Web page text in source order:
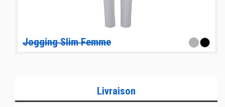
Jogging Slim Femme
Livraison